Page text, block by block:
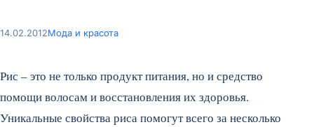
14.02.2012Мода и красота
Рис – это не только продукт питания, но и средство
помощи волосам и восстановления их здоровья.
Уникальные свойства риса помогут всего за несколько